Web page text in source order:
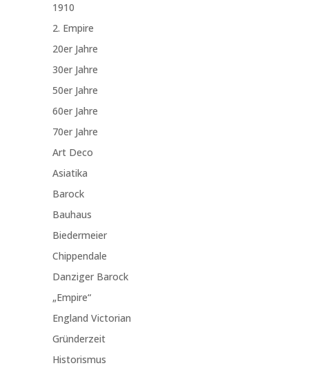
1910
2. Empire
20er Jahre
30er Jahre
50er Jahre
60er Jahre
70er Jahre
Art Deco
Asiatika
Barock
Bauhaus
Biedermeier
Chippendale
Danziger Barock
„Empire“
England Victorian
Gründerzeit
Historismus